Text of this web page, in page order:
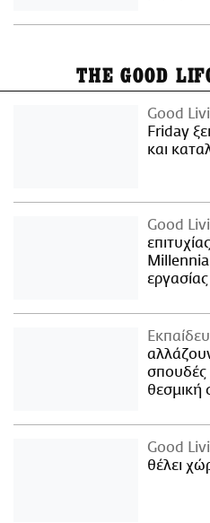
THE GOOD
Good
Friday
και
Good
εργασίας
σπουδές
θεσμική
Good
θέλει